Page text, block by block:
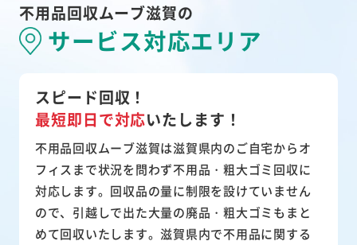
不用品回収ムーブ滋賀の
サービス対応エリア
スピード回収！
最短即日で対応いたします！
不用品回収ムーブ滋賀は滋賀県内のご自宅からオ
フィスまで状況を問わず不用品・粗大ゴミ回収に
対応します。回収品の量に制限を設けていません
ので、引越しで出た大量の廃品・粗大ゴミもまと
めて回収いたします。滋賀県内で不用品に関する